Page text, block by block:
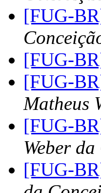
[FUG-
[FUG-
[FUG-
Matheus
[FUG-
Weber
[FUG-